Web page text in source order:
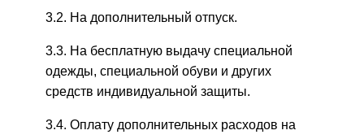
3.2. На дополнительный отпуск.
3.3. На бесплатную выдачу специальной
одежды, специальной обуви и других
средств индивидуальной защиты.
3.4. Оплату дополнительных расходов на